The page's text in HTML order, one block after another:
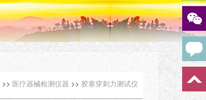
>> 医疗器械检测仪器 >> 胶塞穿刺力测试仪